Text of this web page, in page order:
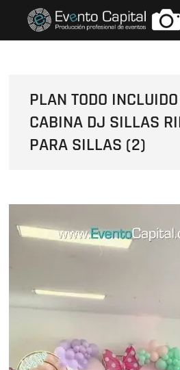
contenido
PLAN TODO
CABINA DJ SILLAS
PARA SILLAS (2)